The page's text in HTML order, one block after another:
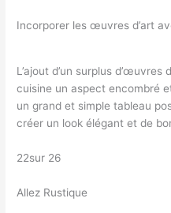
Incorporer les œuvres d’art
L’ajout d’un surplus
cuisine un aspect encombré
un grand et simple tableau
créer un look élégant et de
22sur 26
Allez Rustique